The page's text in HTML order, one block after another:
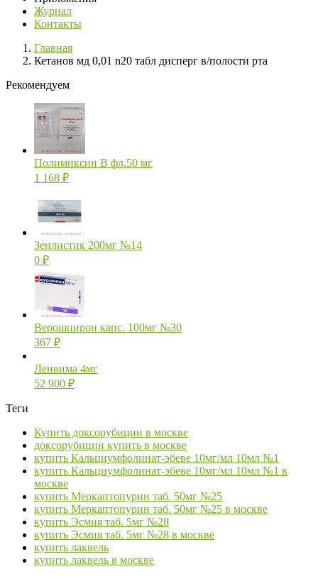
Журнал
Контакты
Главная
Кетанов мд 0,01 n20 табл дисперг в/полости рта
Рекомендуем
Полимиксин В фл.50 мг
1 168 ₽
Зенлистик 200мг №14
0 ₽
Верошпирон капс. 100мг №30
367 ₽
Ленвима 4мг
52 900 ₽
Теги
Купить доксорубицин в москве
доксорубицин купить в москве
купить Кальциумфолинат-эбеве 10мг/мл 10мл №1
купить Кальциумфолинат-эбеве 10мг/мл 10мл №1 в
москве
купить Меркаптопурин таб. 50мг №25
купить Меркаптопурин таб. 50мг №25 в москве
купить Эсмия таб. 5мг №28
купить Эсмия таб. 5мг №28 в москве
купить лаквель
купить лаквель в москве